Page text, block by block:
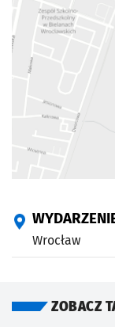
Wrocław
ZOBACZ